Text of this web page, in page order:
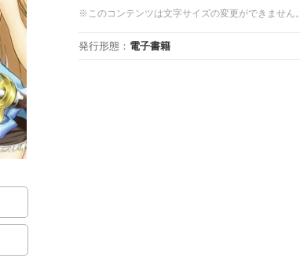
※このコンテンツは文字サイズの変更ができません。
発行形態 ： 電子書籍